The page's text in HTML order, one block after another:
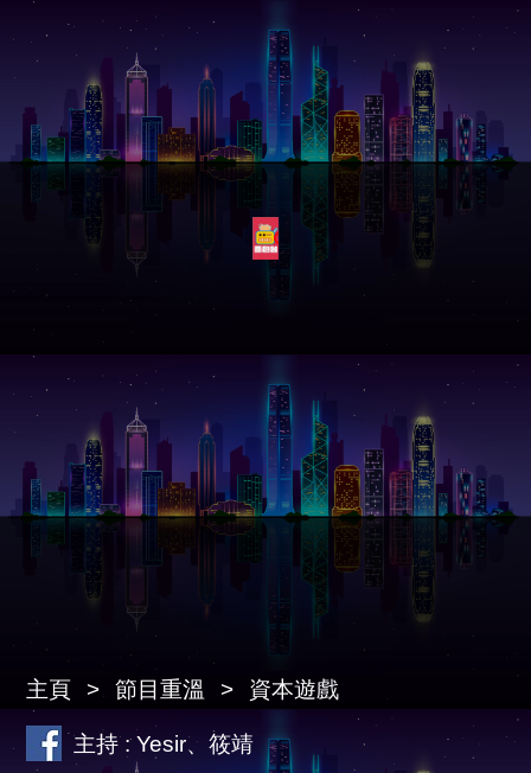
主頁 節目重溫 資本遊戲
主持 : Yesir、筱靖